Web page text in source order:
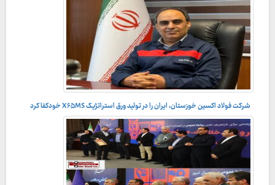
شرکت فولاد اکسین خوزستان، ایران را در تولید ورق استراتژیک X۶۵MS خودکفا کرد